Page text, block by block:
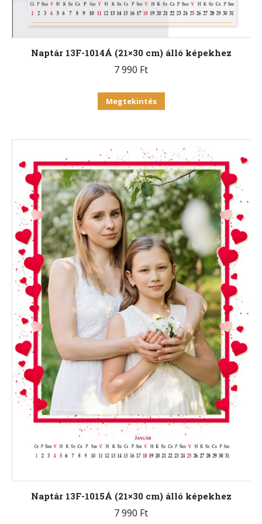
Naptár 13F-1014Á (21×30 cm) álló képekhez
7 990 Ft
Megtekintés
több
variációja
van.
A
változatok
a
termékoldalon
választhatók
ki
Naptár 13F-1015Á (21×30 cm) álló képekhez
7 990 Ft